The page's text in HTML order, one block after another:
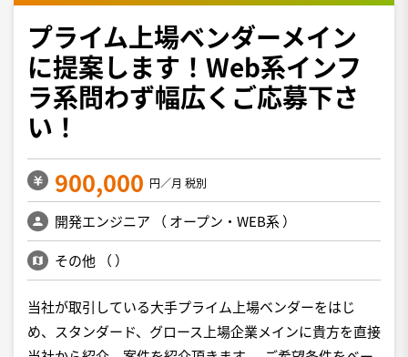
プライム上場ベンダーメイン
に提案します！Web系インフ
ラ系問わず幅広くご応募下さ
い！
900,000 円／月 税別
開発エンジニア （ オープン・WEB系）
その他 （ ）
当社が取引している大手プライム上場ベンダーをはじ
め、スタンダード、グロース上場企業メインに貴方を直接